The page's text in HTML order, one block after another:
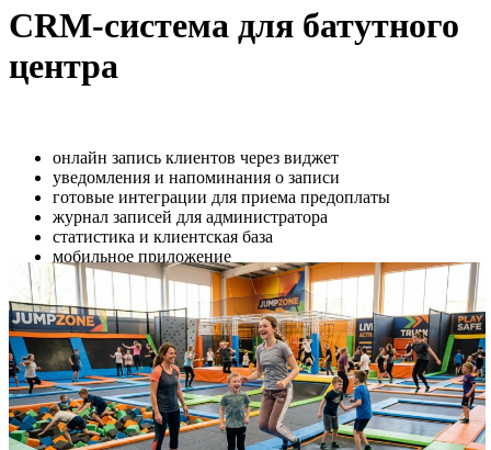
CRM-система для батутного
центра
онлайн запись клиентов через виджет
уведомления и напоминания о записи
готовые интеграции для приема предоплаты
журнал записей для администратора
статистика и клиентская база
мобильное приложение
Автоматизируйте прием клиентов и управление. Настройка за
1 минуту
Попробовать бесплатно 7 днейБез карты и обязательств. Старт в
один шаг